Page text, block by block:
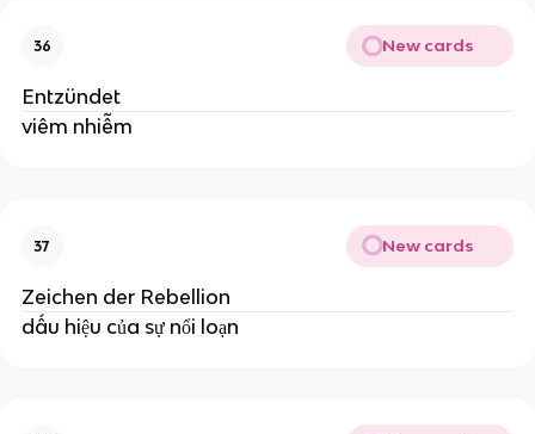
36 New cards
Entzündet
viêm nhiễm
37 New cards
Zeichen der Rebellion
dấu hiệu của sự nổi loạn